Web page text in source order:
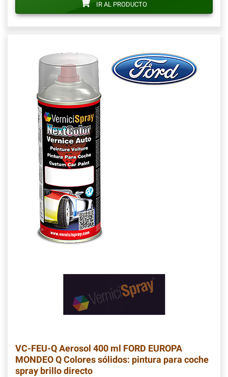
IR AL PRODUCTO
VC-FEU-QAerosol 400 ml FORD EUROPA
MONDEO Q Colores sólidos: pintura para coche
spray brillo directo